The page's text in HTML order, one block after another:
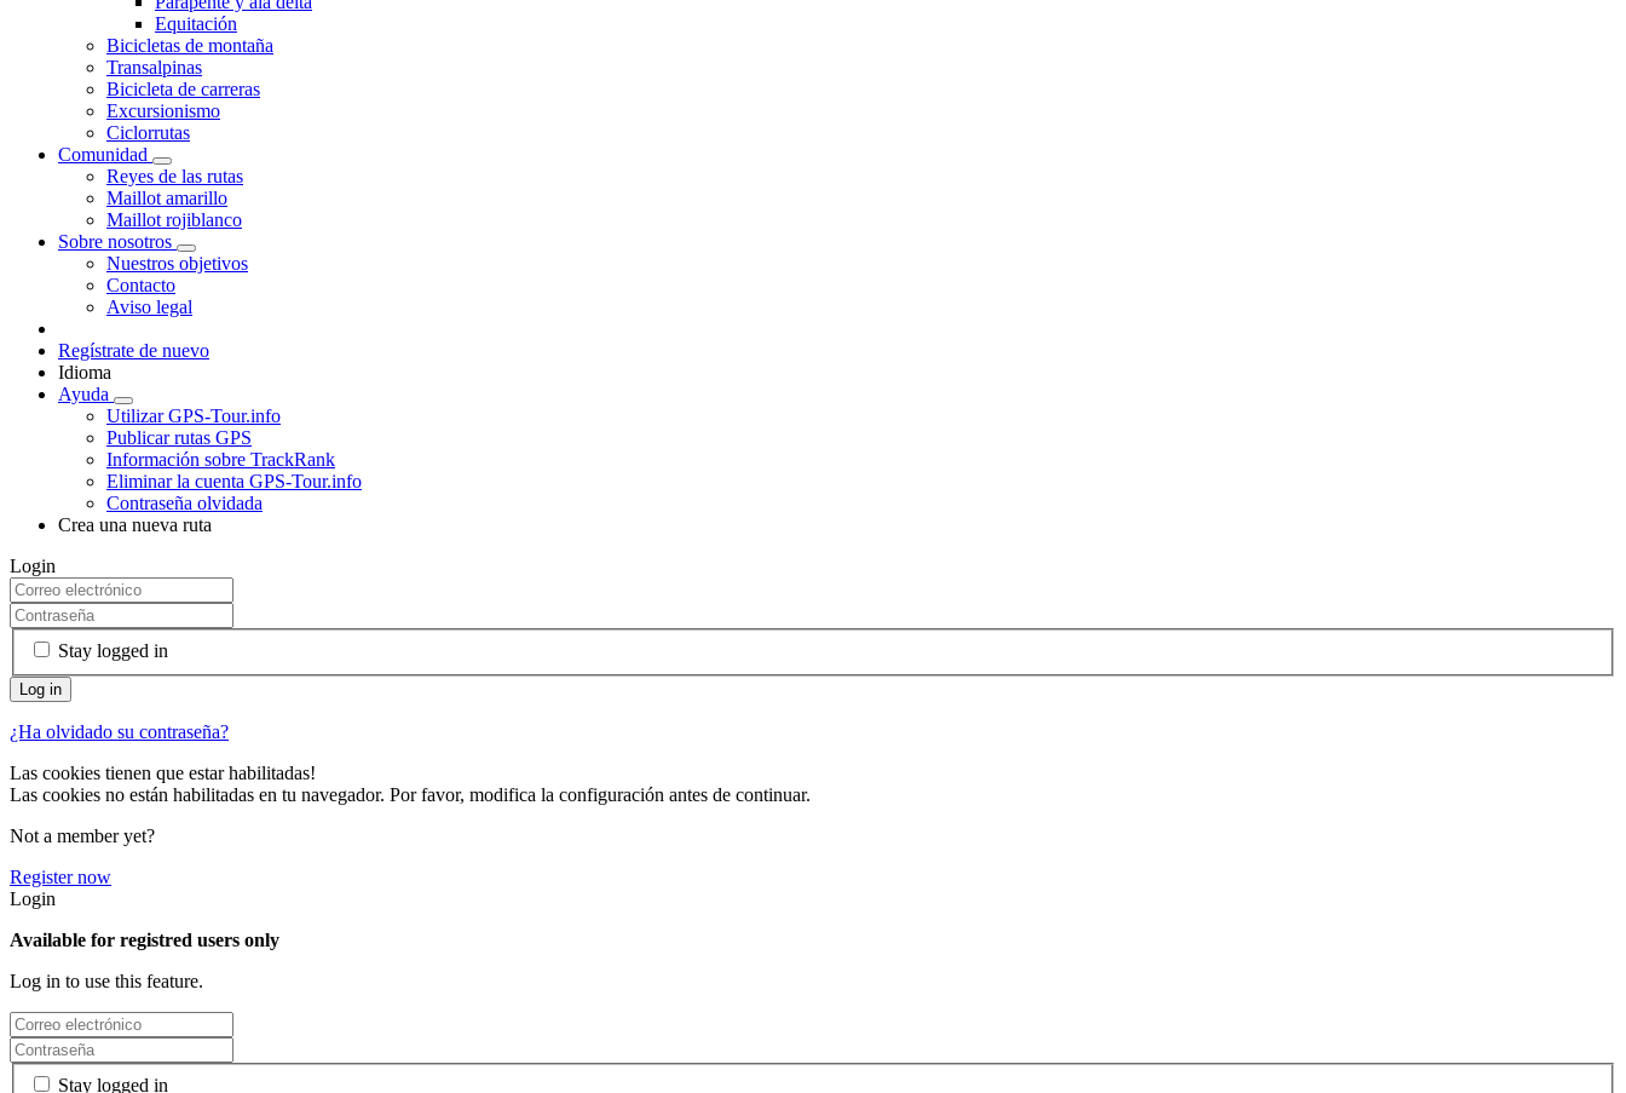
Equitación
Bicicletas de montaña
Transalpinas
Bicicleta de carreras
Excursionismo
Ciclorrutas
Comunidad
Reyes de las rutas
Maillot amarillo
Maillot rojiblanco
Sobre nosotros
Nuestros objetivos
Contacto
Aviso legal
Regístrate de nuevo
Idioma
Ayuda
Utilizar GPS-Tour.info
Publicar rutas GPS
Información sobre TrackRank
Eliminar la cuenta GPS-Tour.info
Contraseña olvidada
Crea una nueva ruta
Login
Stay logged in
¿Ha olvidado su contraseña?
Las cookies tienen que estar habilitadas!
Las cookies no están habilitadas en tu navegador. Por favor, modifica la configuración antes de continuar.
Not a member yet?
Register now
Login
Available for registred users only
Log in to use this feature.
Stay logged in